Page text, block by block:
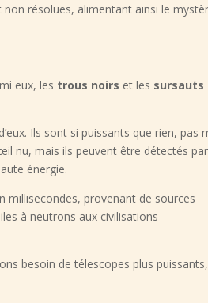
résolues, alimentant ainsi le
eux, les trous noirs et les sursauts
Ils sont si puissants que rien, pas
nu, mais ils peuvent être détectés par
énergie.
millisecondes, provenant de sources
à neutrons aux civilisations
besoin de télescopes plus